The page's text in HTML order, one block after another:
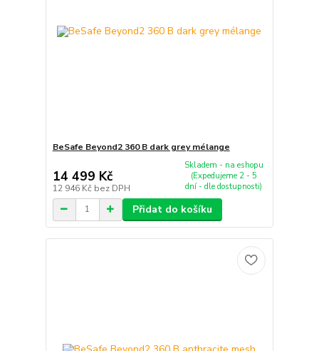
BeSafe Beyond2 360 B dark grey mélange
14 499 Kč
12 946 Kč bez DPH
Skladem - na eshopu
(Expedujeme 2 - 5
dní - dle dostupnosti)
Přidat do košíku